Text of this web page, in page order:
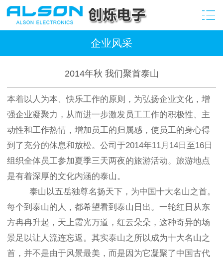
企业风采
2014年秋 我们聚首泰山
本着以人为本、快乐工作的原则，为弘扬企业文化，增
强企业凝聚力，从而进一步激发员工工作的积极性、主
动性和工作热情，增加员工的归属感，使员工的身心得
到了充分的休息和放松。公司于2014年11月14日至16日
组织全体员工参加夏季三天两夜的旅游活动。旅游地点
是有着深厚的文化内涵的泰山。
泰山以五岳独尊名扬天下，为中国十大名山之首。
每个到泰山的人，都希望看到泰山日出。一轮红日从东
方冉冉升起，天上霞光万道，红云朵朵，这种奇异的场
景足以让人流连忘返。其实泰山之所以成为十大名山之
首，并不是由于风景最美，而是因为它凝聚了中国古代